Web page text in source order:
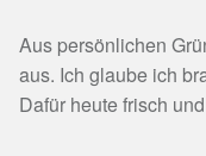
Aus persönlichen
aus. Ich glaube ich
Dafür heute frisch